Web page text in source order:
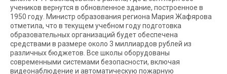
учеников вернутся в обновленное здание, построенное в
1950 году. Министр образования региона Мария Жафярова
отметила, что в текущем учебном году подготовка
образовательных организаций будет обеспечена
средствами в размере около 3 миллиардов рублей из
различных бюджетов. Все школы оборудованы
современными системами безопасности, включая
видеонаблюдение и автоматическую пожарную